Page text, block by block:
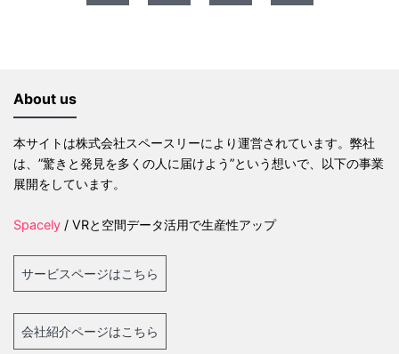
About us
本サイトは株式会社スペースリーにより運営されています。弊社
は、”驚きと発見を多くの人に届けよう”という想いで、以下の事業
展開をしています。
Spacely / VRと空間データ活用で生産性アップ
サービスページはこちら
会社紹介ページはこちら